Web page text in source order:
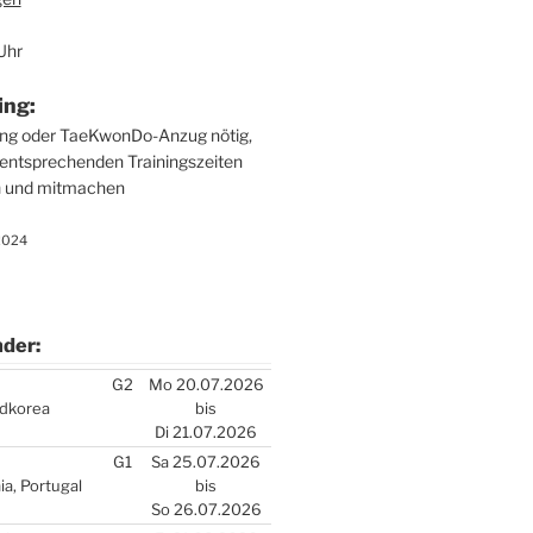
oder Tae­Kwon­Do-Anzug nötig,
Trai­nings­zei­ten
mit­ma­chen
G2
Mo 20.07.2026
bis
Di 21.07.2026
Por­tu­gal
G1
Sa 25.07.2026
bis
So 26.07.2026